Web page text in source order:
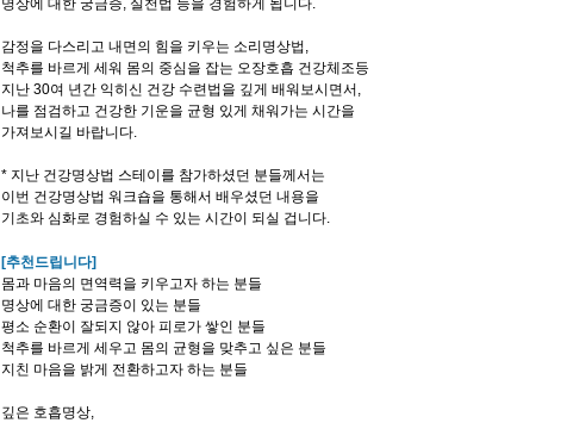
감정을 다스리고 내면의 힘을 키우는 소리명상법,
척추를 바르게 세워 몸의 중심을 잡는 오장호흡 건강체조등
지난 30여 년간 익히신 건강 수련법을 깊게 배워보시면서,
나를 점검하고 건강한 기운을 균형 있게 채워가는 시간을
가져보시길 바랍니다.
* 지난 건강명상법 스테이를 참가하셨던 분들께서는
이번 건강명상법 워크숍을 통해서 배우셨던 내용을
기초와 심화로 경험하실 수 있는 시간이 되실 겁니다.
[추천드립니다]
몸과 마음의 면역력을 키우고자 하는 분들
명상에 대한 궁금증이 있는 분들
평소 순환이 잘되지 않아 피로가 쌓인 분들
척추를 바르게 세우고 몸의 균형을 맞추고 싶은 분들
지친 마음을 밝게 전환하고자 하는 분들
깊은 호흡명상,